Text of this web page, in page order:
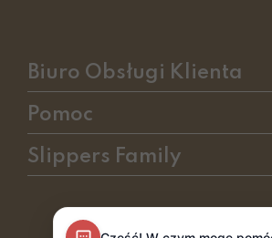
Biuro Obsługi Klienta
Pomoc
Slippers Family